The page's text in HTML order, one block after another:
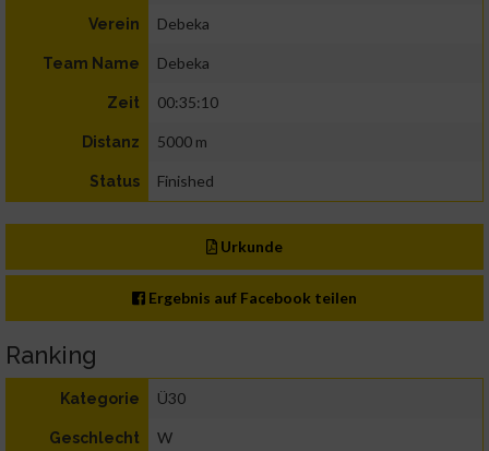
Verein Debeka
Team Name Debeka
Zeit 00:35:10
Distanz 5000 m
Status Finished
Urkunde
Ergebnis auf Facebook teilen
Ranking
Kategorie Ü30
Geschlecht W